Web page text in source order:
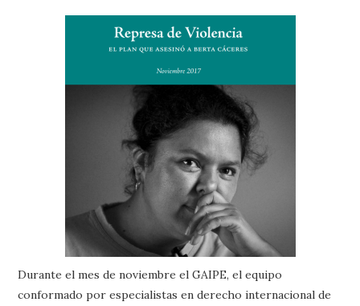
Durante el mes de noviembre el GAIPE, el equipo
conformado por especialistas en derecho internacional de